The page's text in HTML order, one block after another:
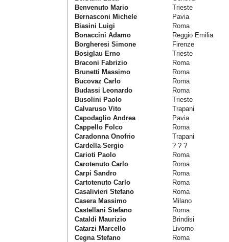
Benvenuto Mario
Trieste
Bernasconi Michele
Pavia
Biasini Luigi
Roma
Bonaccini Adamo
Reggio Emilia
Borgheresi Simone
Firenze
Bosiglau Erno
Trieste
Braconi Fabrizio
Roma
Brunetti Massimo
Roma
Bucovaz Carlo
Roma
Budassi Leonardo
Roma
Busolini Paolo
Trieste
Calvaruso Vito
Trapani
Capodaglio Andrea
Pavia
Cappello Folco
Roma
Caradonna Onofrio
Trapani
Cardella Sergio
? ? ?
Carioti Paolo
Roma
Carotenuto Carlo
Roma
Carpi Sandro
Roma
Cartotenuto Carlo
Roma
Casalivieri Stefano
Roma
Casera Massimo
Milano
Castellani Stefano
Roma
Cataldi Maurizio
Brindisi
Catarzi Marcello
Livorno
Cegna Stefano
Roma